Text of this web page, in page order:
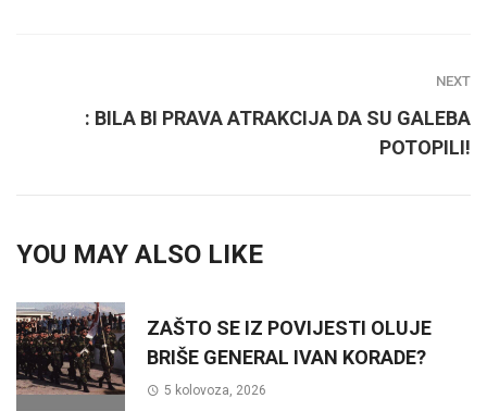
NEXT
: BILA BI PRAVA ATRAKCIJA DA SU GALEBA
POTOPILI!
YOU MAY ALSO LIKE
ZAŠTO SE IZ POVIJESTI OLUJE
BRIŠE GENERAL IVAN KORADE?
5 kolovoza, 2026